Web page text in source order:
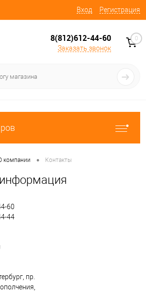
Вход Регистрация
8(812)612-44-60
Заказать звонок
0
компании • Контакты
60
44
пр.